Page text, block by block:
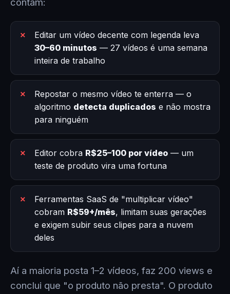
Editar um vídeo decente com legenda leva
30–60 minutos — 27 vídeos é uma semana
inteira de trabalho
Repostar o mesmo vídeo te enterra — o
algoritmo detecta duplicados e não mostra
para ninguém
Editor cobra R$25–100 por vídeo — um
teste de produto vira uma fortuna
Ferramentas SaaS de "multiplicar vídeo"
cobram R$59+/mês, limitam suas gerações
e exigem subir seus clipes para a nuvem
deles
Aí a maioria posta 1–2 vídeos, faz 200 views e
conclui que "o produto não presta". O produto